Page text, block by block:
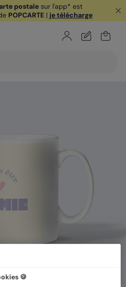
postale sur l'app* est
POPCARTE| je télécharge
🍪